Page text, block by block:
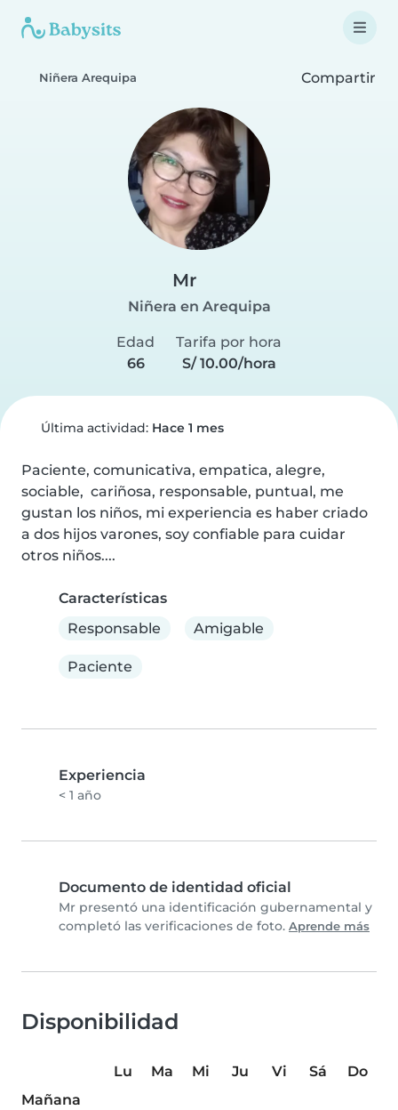
Niñera Arequipa Compartir
Mr
Niñera en Arequipa
Edad
66
Tarifa por hora
S/ 10.00/hora
Última actividad: Hace 1 mes
Paciente, comunicativa, empatica, alegre,
sociable,  cariñosa, responsable, puntual, me
gustan los niños, mi experiencia es haber criado
a dos hijos varones, soy confiable para cuidar
otros niños....
Características
Responsable
Amigable
Paciente
Experiencia
< 1 año
Documento de identidad oficial
Mr presentó una identificación gubernamental y
completó las verificaciones de foto. Aprende más
Disponibilidad
Lu Ma Mi Ju Vi Sá
Do
Mañana